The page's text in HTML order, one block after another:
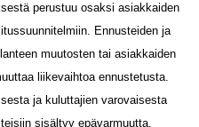
perustuu osaksi asiakkaiden
Ennusteiden ja
muutosten tai asiakkaiden
liikevaihtoa ennustetusta.
ja kuluttajien varovaisesta
sisältyy epävarmuutta.